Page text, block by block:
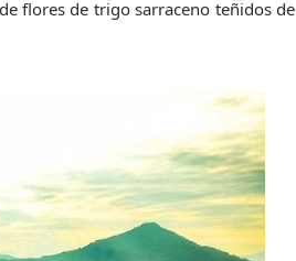
flores de trigo sarraceno teñidos de